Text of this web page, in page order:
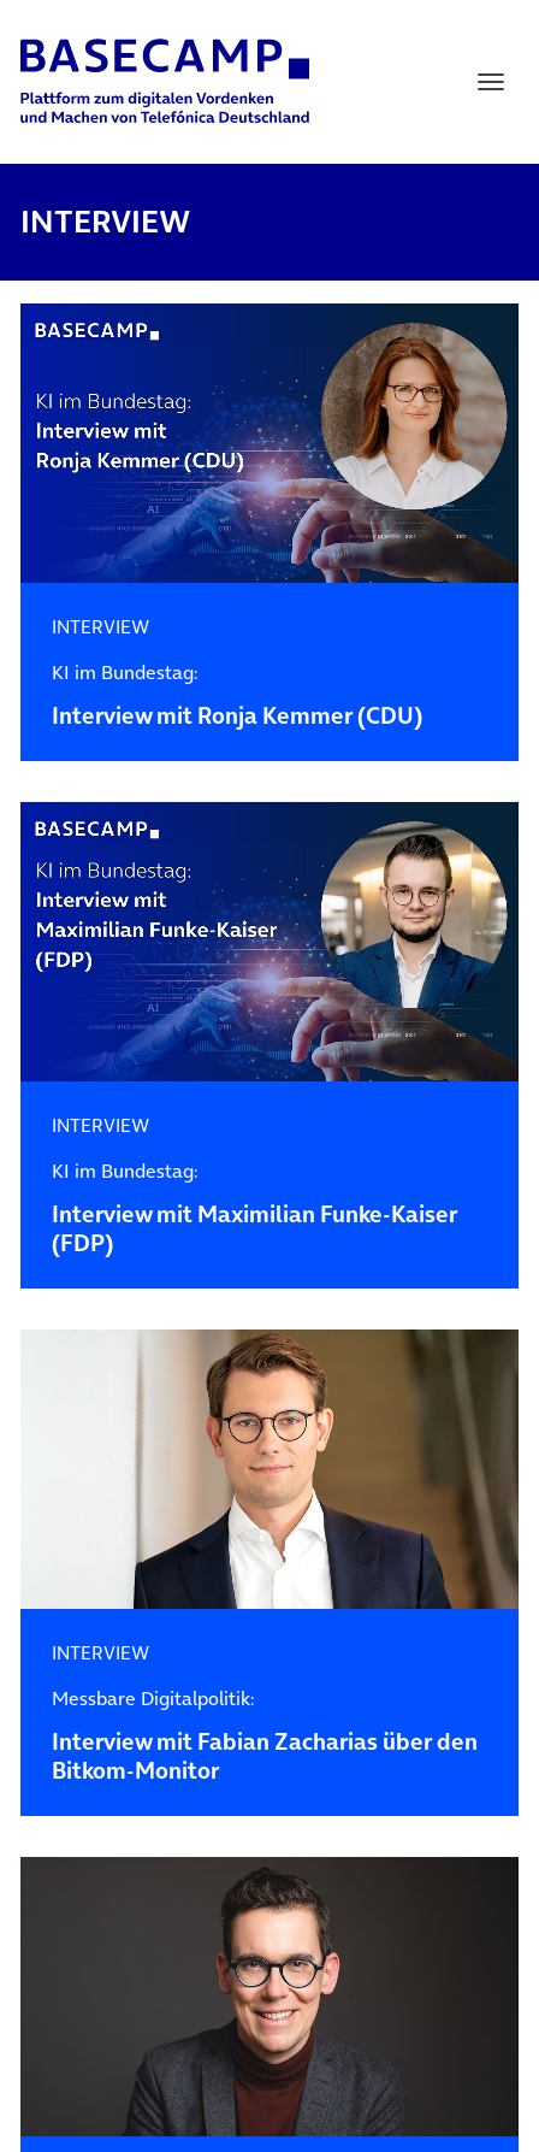
Main Navigation
INTERVIEW
INTERVIEW
KI im Bundestag:
Interview mit Ronja Kemmer (CDU)
INTERVIEW
KI im Bundestag:
Interview mit Maximilian Funke-Kaiser
(FDP)
INTERVIEW
Messbare Digitalpolitik:
Interview mit Fabian Zacharias über den
Bitkom-Monitor